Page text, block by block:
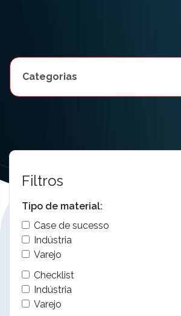
Filtros
Tipo de material:
Case de sucesso
Indústria
Varejo
Checklist
Indústria
Varejo